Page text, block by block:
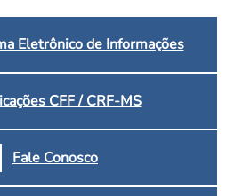
Inscritos no CRF/MS
Eletrônico de Informações
CFF / CRF-MS
Fale Conosco